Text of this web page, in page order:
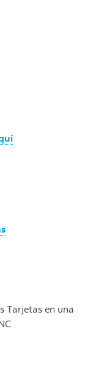
Tarjetas en una